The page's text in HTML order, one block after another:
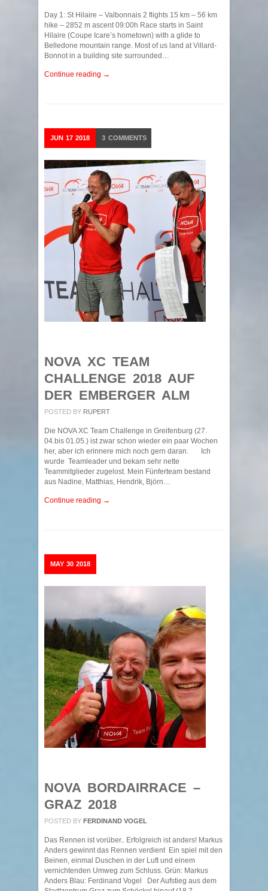
Day 1: St Hilaire – Valbonnais 2 flights 15 km – 56 km
hike – 2852 m ascent 09:00h Race starts in Saint
Hilaire (Coupe Icare’s hometown) with a glide to
Belledone mountain range. Most of us land at Villard-
Bonnot in a building site surrounded…
Continue reading →
JUN 17 2018 3 COMMENTS
NOVA XC TEAM
CHALLENGE 2018 AUF
DER EMBERGER ALM
POSTED BY RUPERT
Die NOVA XC Team Challenge in Greifenburg (27.
04.bis 01.05.) ist zwar schon wieder ein paar Wochen
her, aber ich erinnere mich noch gern daran. Ich
wurde Teamleader und bekam sehr nette
Teammitglieder zugelost. Mein Fünferteam bestand
aus Nadine, Matthias, Hendrik, Björn…
Continue reading →
MAY 30 2018
NOVA BORDAIRRACE –
GRAZ 2018
POSTED BY FERDINAND VOGEL
Das Rennen ist vorüber.. Erfolgreich ist anders! Markus
Anders gewinnt das Rennen verdient Ein spiel mit den
Beinen, einmal Duschen in der Luft und einem
vernichtenden Umweg zum Schluss. Grün: Markus
Anders Blau: Ferdinand Vogel Der Aufstieg aus dem